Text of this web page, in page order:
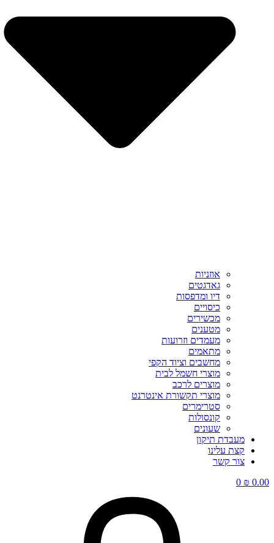
אוזניות
גאדגטים
דיו ומדפסות
כיסויים
מכשירים
מטענים
מעמדים וזרועות
מתאמים
מחשבים וציוד הקפי
מוצרי חשמל לבית
מוצרים לרכב
מוצרי תקשורת אינטרנט
סטרימרים
קונסולות
שעונים
מעבדת תיקון
קצת עלינו
צור קשר
₪0.00
0